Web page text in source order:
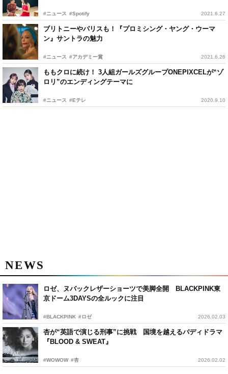
#ニュース #Spotify 2021.6.27
ブリトニーやパリスも！『プロミシング・ヤング・ウーマ
ン』サントラの魅力
#ニュース #アカデミー賞 2021.6.26
ももクロに続け！ 3人組ガールズグループONEPIXCELが“ゾ
ロリ”のエンディングテーマに
#ニュース #Eテレ 2020.9.10
NEWS
ロゼ、ヌバックレザーショーツで美脚全開 BLACKPINK東
京ドーム3DAYSの全ルックに注目
#BLACKPINK #ロゼ 2026.02.03
杏が“英語で演じる刑事”に挑戦 国境を越えるバディドラマ
『BLOOD & SWEAT』
#WOWOW #杏 2026.02.02